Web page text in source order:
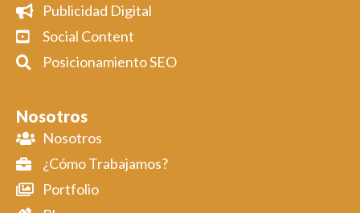
Publicidad Digital
Social Content
Posicionamiento SEO
Nosotros
Nosotros
¿Cómo Trabajamos?
Portfolio